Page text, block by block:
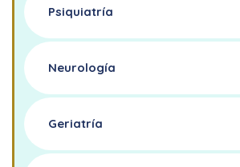
Psiquiatría
Neurología
Geriatría